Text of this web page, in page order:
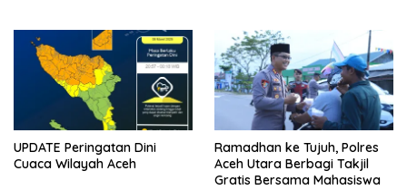
UPDATE Peringatan Dini
Cuaca Wilayah Aceh
Ramadhan ke Tujuh, Polres
Aceh Utara Berbagi Takjil
Gratis Bersama Mahasiswa